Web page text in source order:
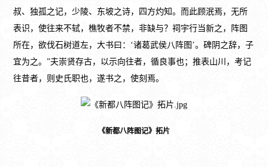
叔、独孤之记，少陵、东坡之诗，四方灼知。而此顾泯焉，无所
表识，使往来不轼，樵牧者不禁，非缺与？祠宇行当新之，阵图
所在，欲伐石树道左，大书曰：‘诸葛武侯八阵图’。碑阴之辞，子
宜为之。”夫崇贤存古，以示向往者，循良事也；推表山川，考记
往昔者，则史氏职也，遂书之，使刻焉。
《新都八阵图记》拓片